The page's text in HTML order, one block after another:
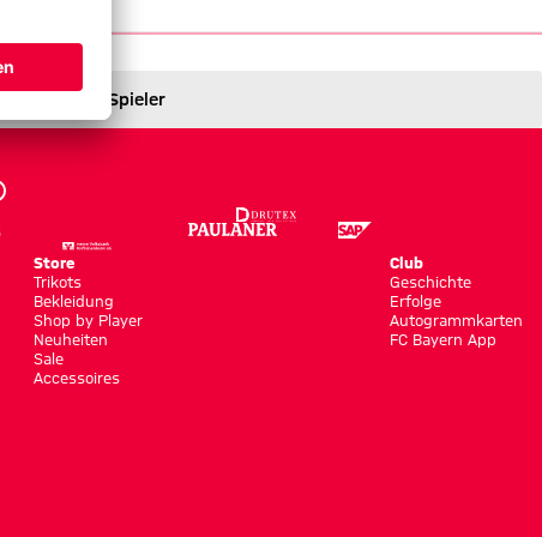
Spieler
Store
Trikots
Bekleidung
Shop by Player
Neuheiten
Sale
Accessoires
Club
Geschichte
Erfolge
Autogrammkarten
FC Bayern App